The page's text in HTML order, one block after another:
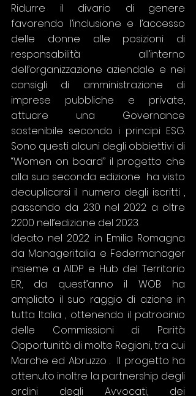
Ridurre il divario di genere
favorendo l’inclusione e l’accesso
delle donne alle posizioni di
responsabilità all’interno
dell’organizzazione aziendale e nei
consigli di amministrazione di
imprese pubbliche e private,
attuare una Governance
sostenibile secondo i principi ESG.
Sono questi alcuni degli obbiettivi di
“Women on board” il progetto che
alla sua seconda edizione  ha visto
decuplicarsi il numero degli iscritti ,
passando da 230 nel 2022 a oltre
2200 nell’edizione del 2023.
Ideato nel 2022 in Emilia Romagna
da Manageritalia e Federmanager
insieme a AIDP e Hub del Territorio
ER, da quest’anno il WOB ha
ampliato il suo raggio di azione in
tutta Italia , ottenendo il patrocinio
delle Commissioni di Parità
Opportunità di molte Regioni, tra cui
Marche ed Abruzzo .  Il progetto ha
ottenuto inoltre la partnership degli
ordini degli Avvocati, dei